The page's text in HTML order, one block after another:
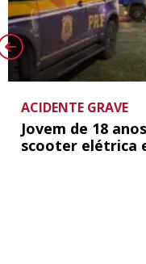
ACIDENTE GRAVE
Jovem de 18
scooter elétrica